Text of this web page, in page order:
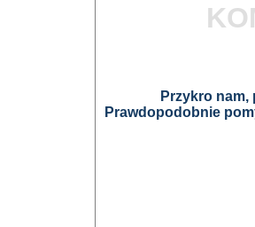
Przykro
Prawdopodobnie